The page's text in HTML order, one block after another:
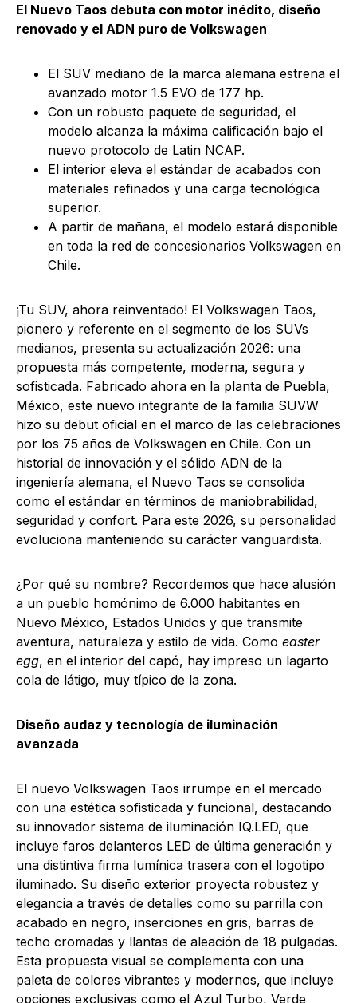
El Nuevo Taos debuta con motor inédito, diseño
renovado y el ADN puro de Volkswagen
El SUV mediano de la marca alemana estrena el
avanzado motor 1.5 EVO de 177 hp.
Con un robusto paquete de seguridad, el
modelo alcanza la máxima calificación bajo el
nuevo protocolo de Latin NCAP.
El interior eleva el estándar de acabados con
materiales refinados y una carga tecnológica
superior.
A partir de mañana, el modelo estará disponible
en toda la red de concesionarios Volkswagen en
Chile.
¡Tu SUV, ahora reinventado! El Volkswagen Taos,
pionero y referente en el segmento de los SUVs
medianos, presenta su actualización 2026: una
propuesta más competente, moderna, segura y
sofisticada. Fabricado ahora en la planta de Puebla,
México, este nuevo integrante de la familia SUVW
hizo su debut oficial en el marco de las celebraciones
por los 75 años de Volkswagen en Chile. Con un
historial de innovación y el sólido ADN de la
ingeniería alemana, el Nuevo Taos se consolida
como el estándar en términos de maniobrabilidad,
seguridad y confort. Para este 2026, su personalidad
evoluciona manteniendo su carácter vanguardista.
¿Por qué su nombre? Recordemos que hace alusión
a un pueblo homónimo de 6.000 habitantes en
Nuevo México, Estados Unidos y que transmite
aventura, naturaleza y estilo de vida. Como easter
egg, en el interior del capó, hay impreso un lagarto
cola de látigo, muy típico de la zona.
Diseño audaz y tecnología de iluminación
avanzada
El nuevo Volkswagen Taos irrumpe en el mercado
con una estética sofisticada y funcional, destacando
su innovador sistema de iluminación IQ.LED, que
incluye faros delanteros LED de última generación y
una distintiva firma lumínica trasera con el logotipo
iluminado. Su diseño exterior proyecta robustez y
elegancia a través de detalles como su parrilla con
acabado en negro, inserciones en gris, barras de
techo cromadas y llantas de aleación de 18 pulgadas.
Esta propuesta visual se complementa con una
paleta de colores vibrantes y modernos, que incluye
opciones exclusivas como el Azul Turbo, Verde